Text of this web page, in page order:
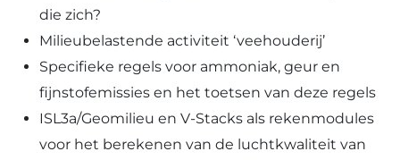
die zich?
Milieubelastende activiteit ‘veehouderij’
Specifieke regels voor ammoniak, geur en
fijnstofemissies en het toetsen van deze regels
ISL3a/Geomilieu en V-Stacks als rekenmodules
voor het berekenen van de luchtkwaliteit van